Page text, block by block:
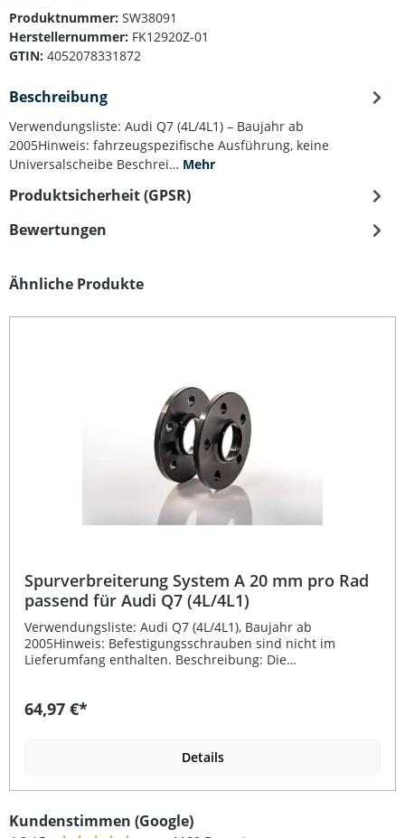
Produktnummer: SW38091
Herstellernummer: FK12920Z-01
GTIN: 4052078331872
Beschreibung
Verwendungsliste: Audi Q7 (4L/4L1) – Baujahr ab
2005Hinweis: fahrzeugspezifische Ausführung, keine
Universalscheibe Beschrei… Mehr
Produktsicherheit (GPSR)
Bewertungen
Produktgalerie überspringen
Ähnliche Produkte
Spurverbreiterung System A 20 mm pro Rad
passend für Audi Q7 (4L/4L1)
Verwendungsliste: Audi Q7 (4L/4L1), Baujahr ab
2005Hinweis: Befestigungsschrauben sind nicht im
Lieferumfang enthalten. Beschreibung: Die
nicht nur für eine sportlich breitere Optik, sondern
insgesamt 40 mm wird die Straßenlage stabiler und das
eloxiertem Aluminium bietet die Distanzscheibe eine
auf modernen CNC-Maschinen gewährleistet eine präzise
64,97 €*
Details
Kundenstimmen (Google)